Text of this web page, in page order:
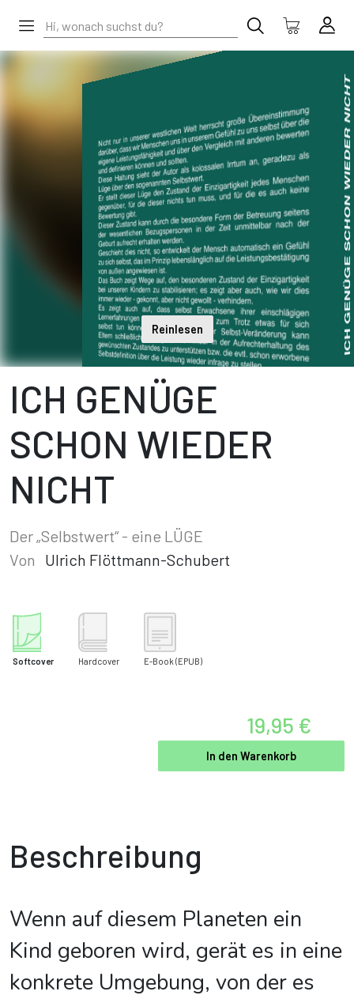
Reinlesen
ICH GENÜGE
SCHON WIEDER
NICHT
Der „Selbstwert“ - eine LÜGE
Von
Ulrich Flöttmann-Schubert
Softcover Hardcover E-Book (EPUB)
19,95 €
In den Warenkorb
Beschreibung
Wenn auf diesem Planeten ein
Kind geboren wird, gerät es in eine
konkrete Umgebung, von der es